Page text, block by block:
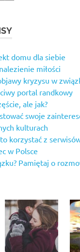
domu dla siebie
miłości
kryzysu w
portal randkowy
ale jak?
swoje
kulturach
korzystać z
w Polsce
Pamiętaj o